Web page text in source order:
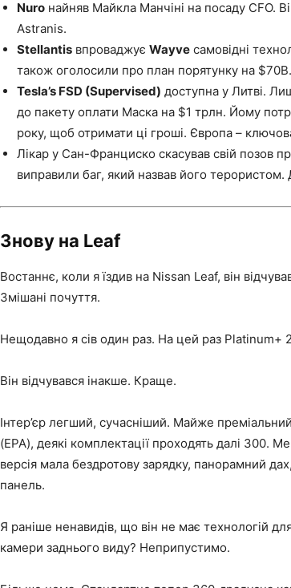
Nuro найняв Майкла Манчіні на посаду CFO.
Astranis.
Stellantis впроваджує Wayve самовідні
також оголосили про план порятунку на $70B.
Tesla’s FSD (Supervised) доступна у Литві.
до пакету оплати Маска на $1 трлн. Йому
року, щоб отримати ці гроші. Європа –
Лікар у Сан-Франциско скасував свій позов
виправили баг, який назвав його терористом.
Знову на Leaf
Востаннє, коли я їздив на Nissan Leaf, він
Змішані почуття.
Нещодавно я сів один раз. На цей раз Platinum+
Він відчувався інакше. Краще.
Інтер’єр легший, сучасніший. Майже
(EPA), деякі комплектації проходять далі 300.
версія мала бездротову зарядку, панорамний
панель.
Я раніше ненавидів, що він не має технологій
камери заднього виду? Неприпустимо.